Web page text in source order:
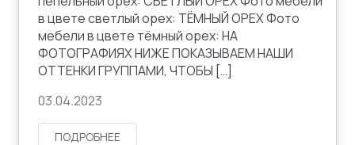
в цвете светлый орех: ТЁМНЫЙ ОРЕХ Фото
мебели в цвете тёмный орех: НА
ФОТОГРАФИЯХ НИЖЕ ПОКАЗЫВАЕМ НАШИ
ОТТЕНКИ ГРУППАМИ, ЧТОБЫ […]
03.04.2023
ПОДРОБНЕЕ